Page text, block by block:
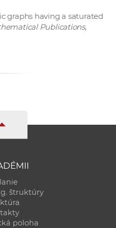
h
graphs having a saturated
Publications,
štruktúry
poloha